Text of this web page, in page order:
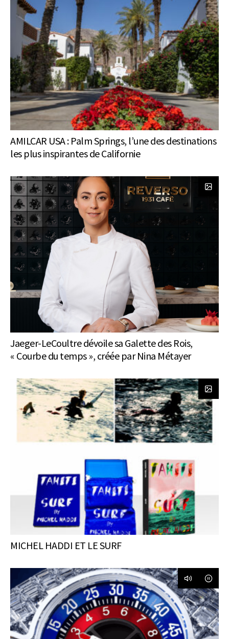
AMILCAR USA : Palm Springs, l’une des destinations
les plus inspirantes de Californie
Jaeger-LeCoultre dévoile sa Galette des Rois,
« Courbe du temps », créée par Nina Métayer
MICHEL HADDI ET LE SURF